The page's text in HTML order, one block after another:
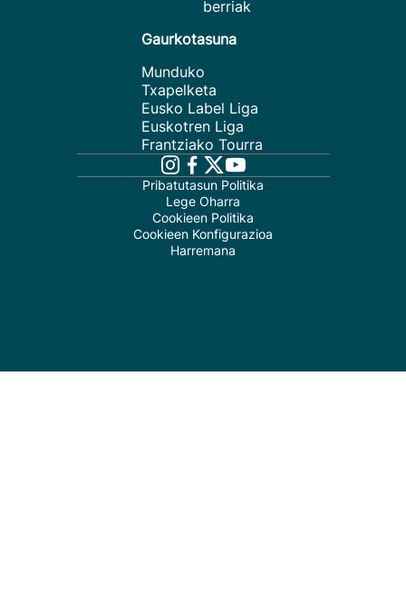
berriak
Gaurkotasuna
Munduko
Txapelketa
Eusko Label Liga
Euskotren Liga
Frantziako Tourra
Pribatutasun Politika
Lege Oharra
Cookieen Politika
Cookieen Konfigurazioa
Harremana